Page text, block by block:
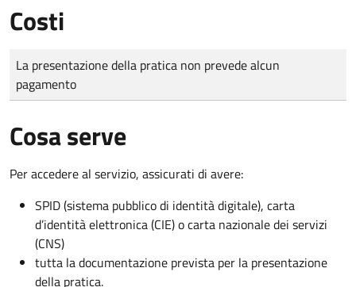
Costi
Tipo di pagamento
Importo
La presentazione della pratica non prevede alcun
pagamento
Cosa serve
Per accedere al servizio, assicurati di avere:
SPID (sistema pubblico di identità digitale), carta
d’identità elettronica (CIE) o carta nazionale dei servizi
(CNS)
tutta la documentazione prevista per la presentazione
della pratica.